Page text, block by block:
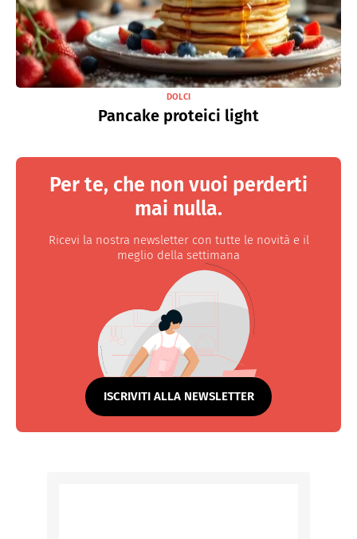
DOLCI
Pancake proteici light
Per te, che non vuoi perderti
mai nulla.
Ricevi la nostra newsletter con tutte le novità e il
meglio della settimana
ISCRIVITI ALLA NEWSLETTER